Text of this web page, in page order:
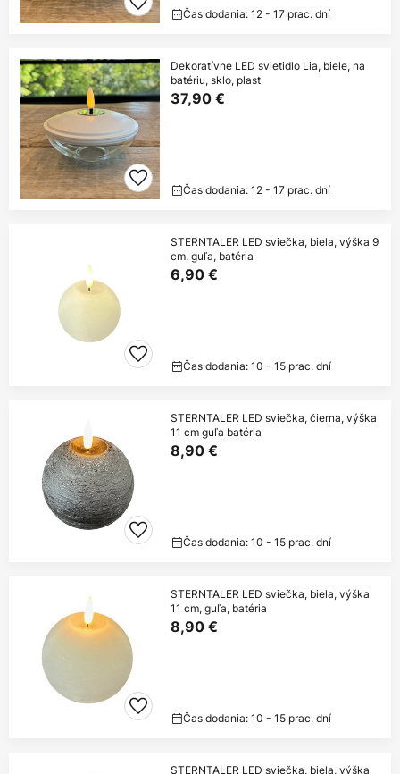
Čas dodania: 12 - 17 prac. dní
Dekoratívne LED svietidlo Lia, biele, na
batériu, sklo, plast
37,90 €
Čas dodania: 12 - 17 prac. dní
STERNTALER LED sviečka, biela, výška 9
cm, guľa, batéria
6,90 €
Čas dodania: 10 - 15 prac. dní
STERNTALER LED sviečka, čierna, výška
11 cm guľa batéria
8,90 €
Čas dodania: 10 - 15 prac. dní
STERNTALER LED sviečka, biela, výška
11 cm, guľa, batéria
8,90 €
Čas dodania: 10 - 15 prac. dní
STERNTALER LED sviečka, biela, výška